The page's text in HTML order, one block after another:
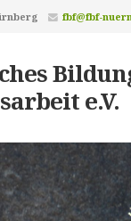
fbf@fbf-
e.V.